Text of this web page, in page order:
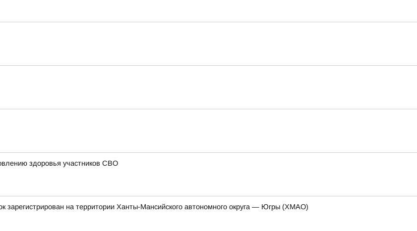
здоровья участников СВО
зарегистрирован на территории Ханты-Мансийского автономного округа — Югры (ХМАО)